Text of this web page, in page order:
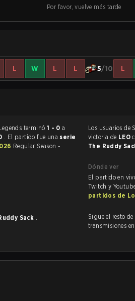
Por favor, vuelve más tarde
L W L L 5/10 L
El partido de League of Legends terminó 1 - 0 a
. El partido fue una serie
Regular Season -
Sack .
Los usuarios de Strafe tenían un claro favorito en este
victoria de LEO
The Ruddy
Dónde ver
El partido en
Twitch y
partidos de
Sigue el resto de
transmisiones